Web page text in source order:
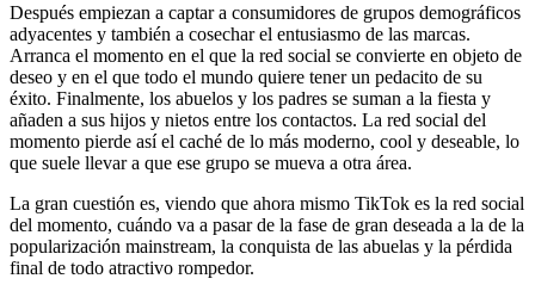
Después empiezan a captar a consumidores de grupos demográficos
adyacentes y también a cosechar el entusiasmo de las marcas.
Arranca el momento en el que la red social se convierte en objeto de
deseo y en el que todo el mundo quiere tener un pedacito de su
éxito. Finalmente, los abuelos y los padres se suman a la fiesta y
añaden a sus hijos y nietos entre los contactos. La red social del
momento pierde así el caché de lo más moderno, cool y deseable, lo
que suele llevar a que ese grupo se mueva a otra área.
La gran cuestión es, viendo que ahora mismo TikTok es la red social
del momento, cuándo va a pasar de la fase de gran deseada a la de la
popularización mainstream, la conquista de las abuelas y la pérdida
final de todo atractivo rompedor.